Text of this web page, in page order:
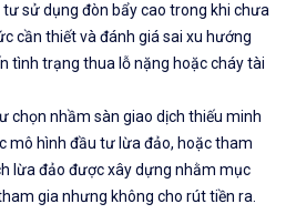
tư sử dụng đòn bẩy cao trong khi chưa
cần thiết và đánh giá sai xu hướng
tình trạng thua lỗ nặng hoặc cháy tài
chọn nhầm sàn giao dịch thiếu minh
mô hình đầu tư lừa đảo, hoặc tham
lừa đảo được xây dựng nhằm mục
gia nhưng không cho rút tiền ra.